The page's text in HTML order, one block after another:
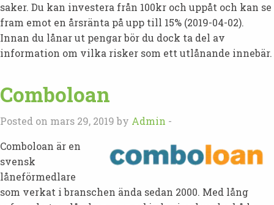
saker. Du kan investera från 100kr och uppåt och kan se
fram emot en årsränta på upp till 15% (2019-04-02).
Innan du lånar ut pengar bör du dock ta del av
information om vilka risker som ett utlånande innebär.
Comboloan
Posted on mars 29, 2019 by Admin -
Comboloan är en
svensk
låneförmedlare
som verkat i branschen ända sedan 2000. Med lång